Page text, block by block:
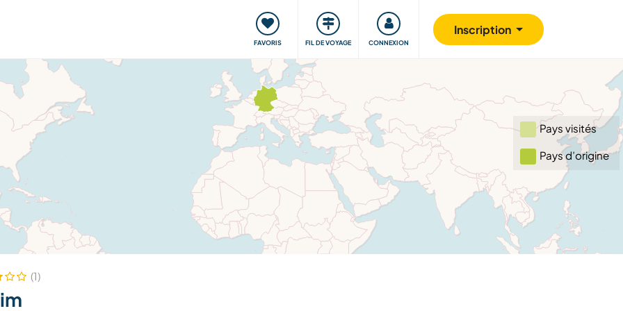
FAVORIS FIL DE VOYAGE CONNEXION
Inscription
Voyager, apprendre Communauté S'impliquer Sécurité
Pays visités
Pays d’origine
(1)